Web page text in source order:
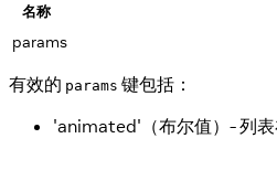
名称
params
有效的 params 键包括：
'animated'（布尔值）- 列